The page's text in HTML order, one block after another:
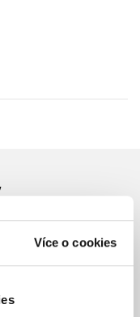
Více o cookies
zboží je výhodná
našich e-
osobních údajů
Přihlásit se